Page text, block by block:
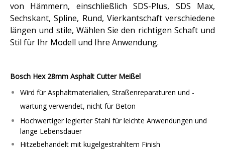
von Hämmern, einschließlich SDS-Plus, SDS Max,
Sechskant, Spline, Rund, Vierkantschaft verschiedene
längen und stile, Wählen Sie den richtigen Schaft und
Stil für Ihr Modell und Ihre Anwendung.
Bosch Hex 28mm Asphalt Cutter Meißel
Wird für Asphaltmaterialien, Straßenreparaturen und -
wartung verwendet, nicht für Beton
Hochwertiger legierter Stahl für leichte Anwendungen und
lange Lebensdauer
Hitzebehandelt mit kugelgestrahltem Finish